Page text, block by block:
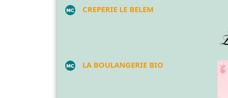
CREPERIE LE BELEM
LA BOULANGERIE BIO